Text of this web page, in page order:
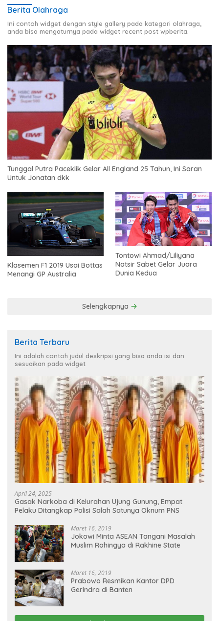
Berita Olahraga
Ini contoh widget dengan style gallery pada kategori olahraga,
anda bisa mengaturnya pada widget recent post wpberita.
Tunggal Putra Paceklik Gelar All England 25 Tahun, Ini Saran
Untuk Jonatan dkk
Klasemen F1 2019 Usai Bottas
Menangi GP Australia
Tontowi Ahmad/Liliyana
Natsir Sabet Gelar Juara
Dunia Kedua
Selengkapnya
Berita Terbaru
Ini adalah contoh judul deskripsi yang bisa anda isi dan
sesuaikan pada widget
April 24, 2025
Gasak Narkoba di Kelurahan Ujung Gunung, Empat
Pelaku Ditangkap Polisi Salah Satunya Oknum PNS
Maret 16, 2019
Jokowi Minta ASEAN Tangani Masalah
Muslim Rohingya di Rakhine State
Maret 16, 2019
Prabowo Resmikan Kantor DPD
Gerindra di Banten